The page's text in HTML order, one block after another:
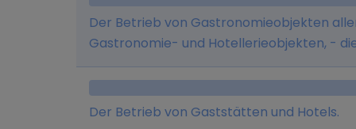
Der Betrieb von Gastronomieobjekten
Gastronomie- und Hotellerieobjekten, -
Veranstaltungen aller Art, - die
welche im Gastronomie- und
Verpachtung vom Gastronomie- und
Der Betrieb von Gaststätten und Hotels.